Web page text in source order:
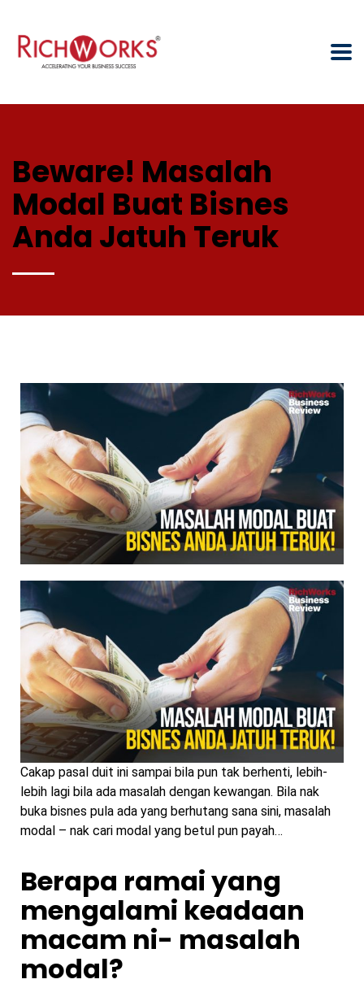
Beware! Masalah
Modal Buat Bisnes
Anda Jatuh Teruk
Cakap pasal duit ini sampai bila pun tak berhenti, lebih-
lebih lagi bila ada masalah dengan kewangan. Bila nak
buka bisnes pula ada yang berhutang sana sini, masalah
modal – nak cari modal yang betul pun payah…
Berapa ramai yang
mengalami keadaan
macam ni- masalah
modal?